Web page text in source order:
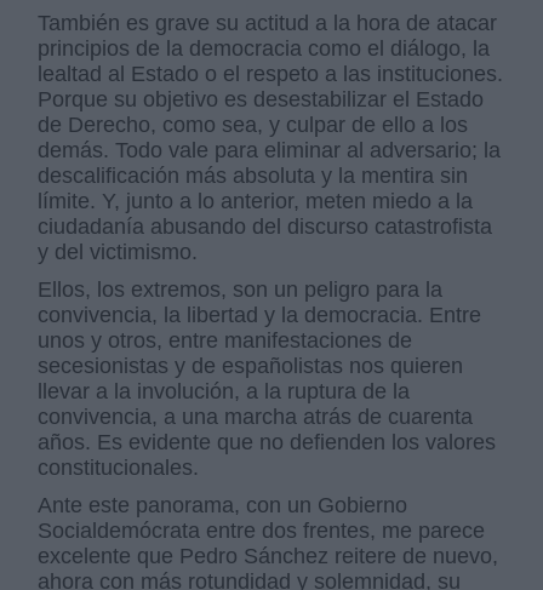
También es grave su actitud a la hora de atacar
principios de la democracia como el diálogo, la
lealtad al Estado o el respeto a las instituciones.
Porque su objetivo es desestabilizar el Estado
de Derecho, como sea, y culpar de ello a los
demás. Todo vale para eliminar al adversario; la
descalificación más absoluta y la mentira sin
límite. Y, junto a lo anterior, meten miedo a la
ciudadanía abusando del discurso catastrofista
y del victimismo.
Ellos, los extremos, son un peligro para la
convivencia, la libertad y la democracia. Entre
unos y otros, entre manifestaciones de
secesionistas y de españolistas nos quieren
llevar a la involución, a la ruptura de la
convivencia, a una marcha atrás de cuarenta
años. Es evidente que no defienden los valores
constitucionales.
Ante este panorama, con un Gobierno
Socialdemócrata entre dos frentes, me parece
excelente que Pedro Sánchez reitere de nuevo,
ahora con más rotundidad y solemnidad, su